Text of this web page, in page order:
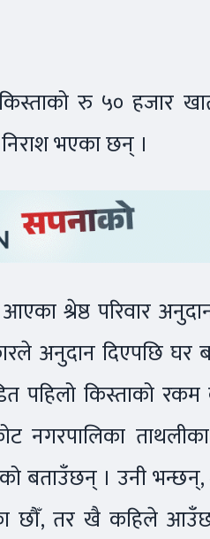
रु ५० हजार
भएका छन् ।
श्रेष्ठ परिवार
अनुदान दिएपछि
पहिलो किस्ताको
नगरपालिका ताथलीका
बताउँछन् । उनी
छौँ, तर खै कहिले आउँछ